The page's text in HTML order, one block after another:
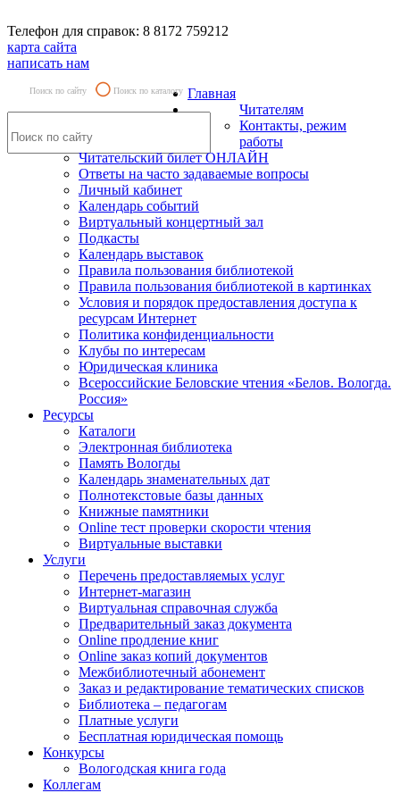
Телефон для справок: 8 8172 759212
карта сайта
написать нам
Поиск по сайту Поиск по каталогу Главная
Читателям
Контакты, режим
работы
Читательский билет ОНЛАЙН
Ответы на часто задаваемые вопросы
Личный кабинет
Календарь событий
Виртуальный концертный зал
Подкасты
Календарь выставок
Правила пользования библиотекой
Правила пользования библиотекой в картинках
Условия и порядок предоставления доступа к
ресурсам Интернет
Политика конфиденциальности
Клубы по интересам
Юридическая клиника
Всероссийские Беловские чтения «Белов. Вологда.
Россия»
Ресурсы
Каталоги
Электронная библиотека
Память Вологды
Календарь знаменательных дат
Полнотекстовые базы данных
Книжные памятники
Online тест проверки скорости чтения
Виртуальные выставки
Услуги
Перечень предоставляемых услуг
Интернет-магазин
Виртуальная справочная служба
Предварительный заказ документа
Online продление книг
Online заказ копий документов
Межбиблиотечный абонемент
Заказ и редактирование тематических списков
Библиотека – педагогам
Платные услуги
Бесплатная юридическая помощь
Конкурсы
Вологодская книга года
Коллегам